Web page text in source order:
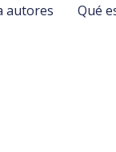
autores Qué